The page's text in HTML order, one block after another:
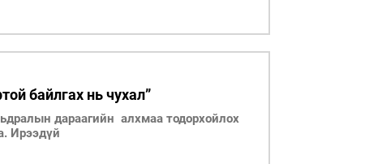
байлгах нь чухал”
дараагийн алхмаа тодорхойлох
Ирээдүй